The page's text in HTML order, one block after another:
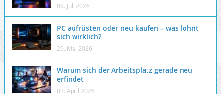
09. Juli 2026
PC aufrüsten oder neu kaufen – was lohnt
sich wirklich?
29. Mai 2026
Warum sich der Arbeitsplatz gerade neu
erfindet
03. April 2026